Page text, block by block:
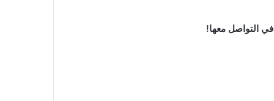
التواصل معها!